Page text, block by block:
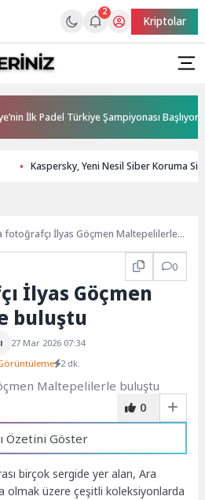
2
Kriptolar
İlk Padel Türkiye Şampiyonası Başlıyor
Kaspersky, Yeni Nesil Siber Koruma
fotoğrafçı İlyas Göçmen Maltepelilerle
0
İlyas Göçmen
buluştu
27 Mar 2026 07:34
2 dk.
0
Özetini Göster
birçok sergide yer alan, Ara
olmak üzere çeşitli koleksiyonlarda